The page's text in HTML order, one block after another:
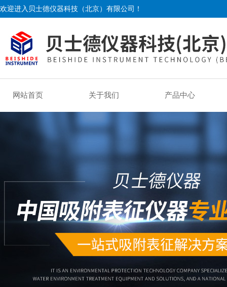
欢迎进入贝士德仪器科技（北京）有限公司！
网站首页 关于我们 产品中心